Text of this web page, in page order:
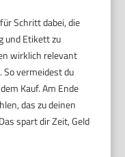
Schritt dabei, die
und Etikett zu
wirklich relevant
vermeidest du
Kauf. Am Ende
das zu deinen
spart dir Zeit, Geld